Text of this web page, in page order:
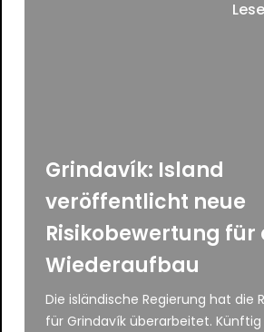
Grindavík: Island
veröffentlicht neue
Risikobewertung für
Wiederaufbau
Die isländische Regierung hat die
für Grindavík überarbeitet.